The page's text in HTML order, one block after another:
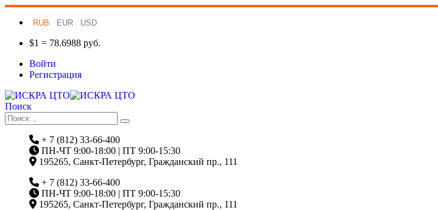
RUB EUR USD
$1 = 78.6988 руб.
Войти
Регистрация
Поиск
+ 7 (812) 33-66-400
ПН-ЧТ 9:00-18:00 | ПТ 9:00-15:30
195265, Санкт-Петербург, Гражданский пр., 111
+ 7 (812) 33-66-400
ПН-ЧТ 9:00-18:00 | ПТ 9:00-15:30
195265, Санкт-Петербург, Гражданский пр., 111